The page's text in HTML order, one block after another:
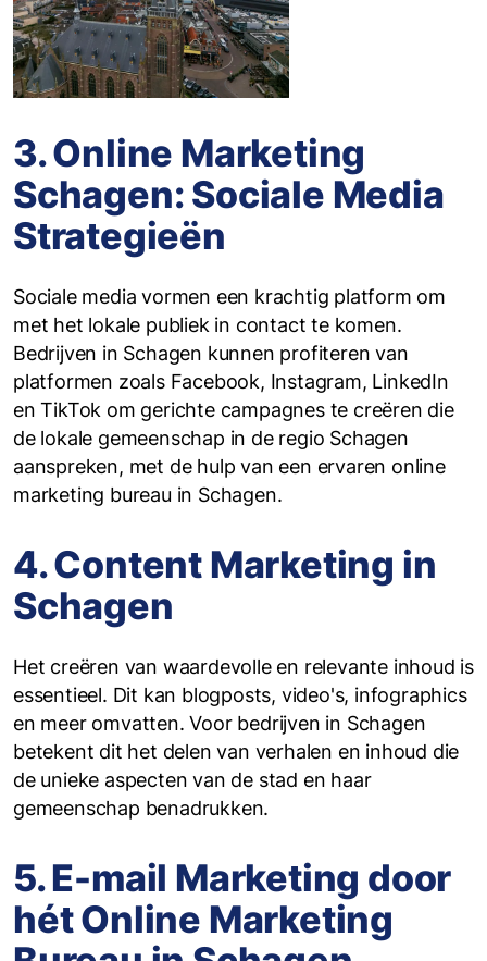
3. Online Marketing
Schagen: Sociale Media
Strategieën
Sociale media vormen een krachtig platform om
met het lokale publiek in contact te komen.
Bedrijven in Schagen kunnen profiteren van
platformen zoals Facebook, Instagram, LinkedIn
en TikTok om gerichte campagnes te creëren die
de lokale gemeenschap in de regio Schagen
aanspreken, met de hulp van een ervaren online
marketing bureau in Schagen.
4. Content Marketing in
Schagen
Het creëren van waardevolle en relevante inhoud is
essentieel. Dit kan blogposts, video's, infographics
en meer omvatten. Voor bedrijven in Schagen
betekent dit het delen van verhalen en inhoud die
de unieke aspecten van de stad en haar
gemeenschap benadrukken.
5. E-mail Marketing door
hét Online Marketing